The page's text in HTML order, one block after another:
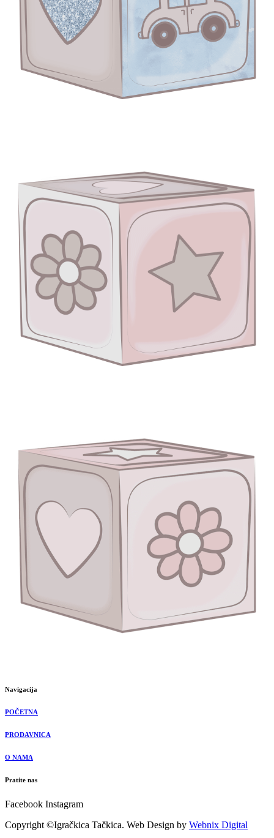
Navigacija
POČETNA
PRODAVNICA
O NAMA
Pratite nas
Facebook Instagram
Copyright ©Igračkica Tačkica. Web Design by Webnix Digital